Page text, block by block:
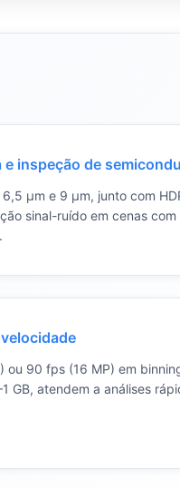
inspeção de
µm e 9 µm, junto com
sinal-ruído em cenas com
ou 90 fps (16 MP) em
GB, atendem a análises